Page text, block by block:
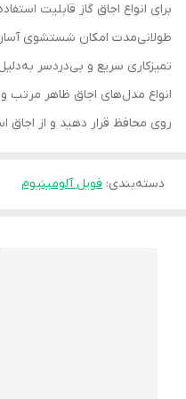
برای انواع اجاق گاز قابلیت
طولانی‌مدت امکان شستشوی
تمیزکاری سریع و بی‌دردسر
انواع مدل‌های اجاق ظاهر مرتب
روی محافظ قرار دهید و از اجاق
دسته‌بندی: فویل آلومینیوم